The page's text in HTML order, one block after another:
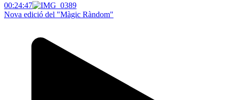
00:24:47
Nova edició del "Màgic Ràndom"